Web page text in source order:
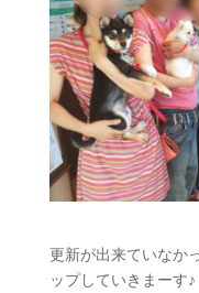
更新が出来ていなか
ップしていきまーす♪